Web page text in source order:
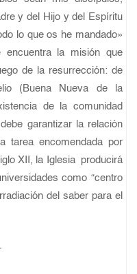
y del Hijo y del Espíritu
lo que os he mandado»
la misión que
de la resurrección: de
(Buena Nueva de la
de la comunidad
garantizar la relación
tarea encomendada por
XII, la Iglesia producirá
como “centro
del saber para el